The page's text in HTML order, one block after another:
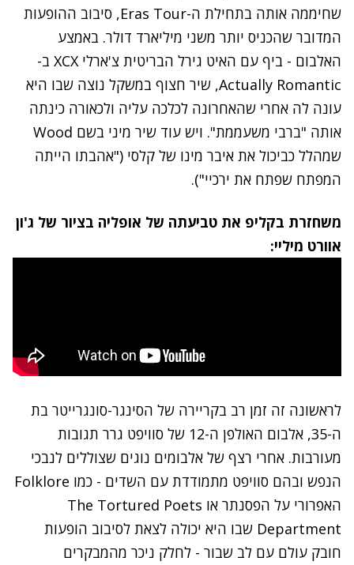
שחיממה אותה בתחילת ה-Eras Tour, סיבוב ההופעות
המדובר שהכניס יותר משני מיליארד דולר. באמצע
האלבום - ביף עם האיט גירל הבריטית צ'ארלי XCX
ב-
Actually Romantic, שיר חצוף במשקל נוצה שבו היא
עונה לה אחרי שהאחרונה לכלכה עליה ולכאורה כינתה
אותה "ברבי משעממת". ויש עוד שיר מיני בשם Wood
שמהלל כביכול את איבר מינו של קלסי ("אהבתו הייתה
המפתח שפתח את ירכיי").
משחזרת בקליפ את טביעתה של אופליה בציור של ג'ון
אוורט מיליי:
לראשונה זה זמן רב בקריירה של הסינגר-סונגרייטר בת
ה-35, אלבום האולפן ה-12 של סוויפט גרר תגובות
מעורבות. אחרי רצף של אלבומים נוגים שצוללים לנבכי
הנפש ובהם סוויפט מתמודדת עם השדים - כמו Folklore
האפרורי על הפסנתר או The Tortured Poets
Department שבו היא יכולה לצאת לסיבוב הופעות
חובק עולם עם לב שבור - לחלק ניכר מהמבקרים